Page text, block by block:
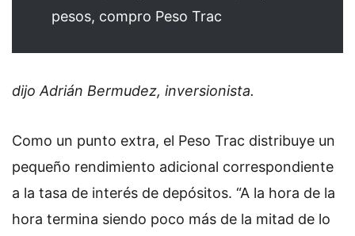
pesos, compro Peso Trac
dijo Adrián Bermudez, inversionista.
Como un punto extra, el Peso Trac distribuye un
pequeño rendimiento adicional correspondiente
a la tasa de interés de depósitos. “A la hora de la
hora termina siendo poco más de la mitad de lo